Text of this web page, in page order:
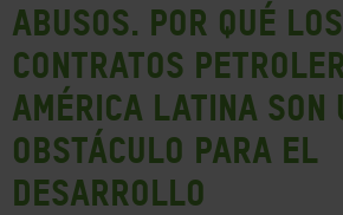
abusos. Por qué los
contratos
América Latina son
obstáculo para el
desarrollo